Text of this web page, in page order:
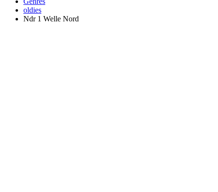
oldies
Ndr 1 Welle Nord